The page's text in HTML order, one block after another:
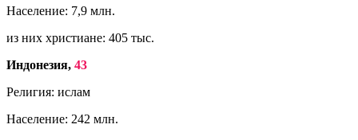
Население: 7,9 млн.
из них христиане: 405 тыс.
Индонезия, 43
Религия: ислам
Население: 242 млн.